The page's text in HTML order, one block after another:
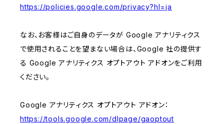
https://policies.google.com/privacy?hl=ja
なお、お客様はご自身のデータが Google アナリティクス
で使用されることを望まない場合は、Google 社の提供す
る Google アナリティクス オプトアウト アドオンをご利用
ください。
Google アナリティクス オプトアウト アドオン：
https://tools.google.com/dlpage/gaoptout